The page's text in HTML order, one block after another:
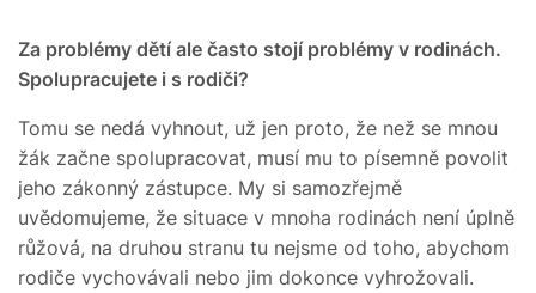
Za problémy dětí ale často stojí problémy v rodinách.
Spolupracujete i s rodiči?
Tomu se nedá vyhnout, už jen proto, že než se mnou
žák začne spolupracovat, musí mu to písemně povolit
jeho zákonný zástupce. My si samozřejmě
uvědomujeme, že situace v mnoha rodinách není úplně
růžová, na druhou stranu tu nejsme od toho, abychom
rodiče vychovávali nebo jim dokonce vyhrožovali.